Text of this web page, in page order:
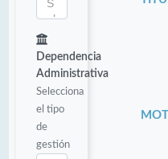
Dependencia
Administrativa
Selecciona
el tipo
de
gestión